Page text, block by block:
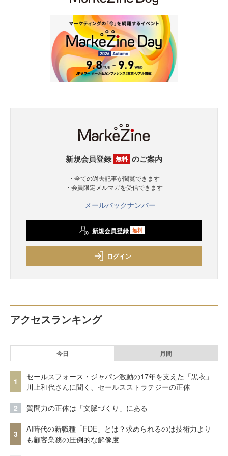
新規会員登録 無料 のご案内
・全ての過去記事が閲覧できます
・会員限定メルマガを受信できます
メールバックナンバー
新規会員登録 無料
ログイン
アクセスランキング
今日 月間
1
セールスフォース・ジャパン激動の17年を支えた「黒衣」
川上和代さんに聞く、セールスストラテジーの正体
2 質問力の正体は「文脈づくり」にある
3
AI時代の新職種「FDE」とは？求められるのは技術力より
も顧客業務の圧倒的な解像度